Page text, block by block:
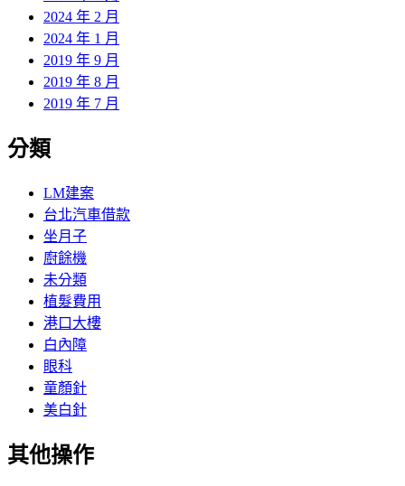
2024 年 2 月
2024 年 1 月
2019 年 9 月
2019 年 8 月
2019 年 7 月
分類
LM建案
台北汽車借款
坐月子
廚餘機
未分類
植髮費用
港口大樓
白內障
眼科
童顏針
美白針
其他操作